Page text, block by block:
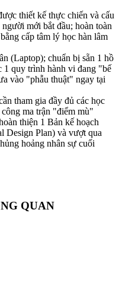
thiết kế thực chiến và cấu
mới bắt đầu; hoàn toàn
cấp tâm lý học hàn lâm
(Laptop); chuẩn bị sẵn 1 hồ
1 quy trình hành vi đang "bế
vào "phẫu thuật" ngay tại
tham gia đầy đủ các học
ma trận "điểm mù"
thiện 1 Bản kế hoạch
Plan) và vượt qua
hoảng nhân sự cuối
QUAN